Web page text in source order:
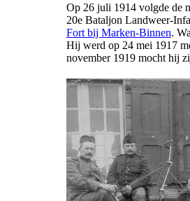
Op 26 juli 1914 volgde de
20e Bataljon Landweer-
Fort bij Marken-Binnen.
Hij werd op 24 mei 1917
november 1919 mocht hij